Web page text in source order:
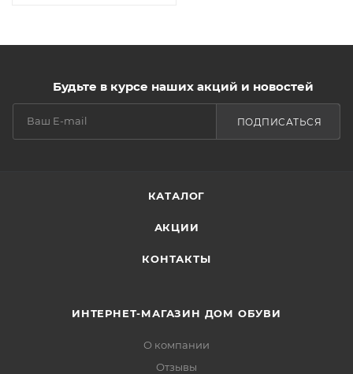
Будьте в курсе наших акций и новостей
ПОДПИСАТЬСЯ
КАТАЛОГ
АКЦИИ
КОНТАКТЫ
ИНТЕРНЕТ-МАГАЗИН ДОМ ОБУВИ
О компании
Отзывы